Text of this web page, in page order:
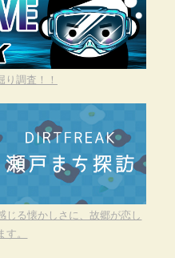
調査！！
じる懐かしさに、故郷が恋し
。